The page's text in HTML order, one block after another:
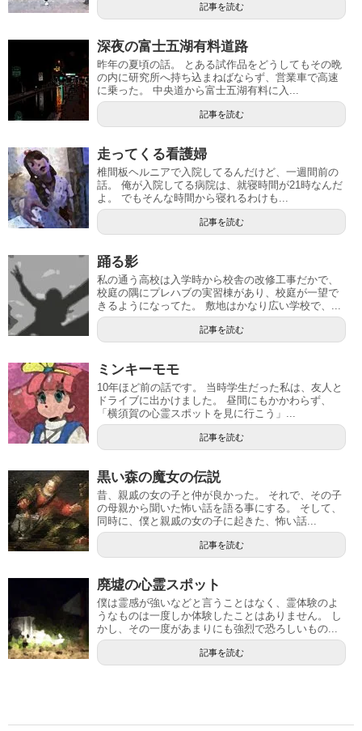
記事を読む
深夜の富士五湖有料道路
昨年の夏頃の話。 とある試作品をどうしてもその晩
の内に研究所へ持ち込まねばならず、営業車で高速
に乗った。 中央道から富士五湖有料に入...
記事を読む
走ってくる看護婦
椎間板ヘルニアで入院してるんだけど、一週間前の
話。 俺が入院してる病院は、就寝時間が21時なんだ
よ。 でもそんな時間から寝れるわけも...
記事を読む
踊る影
私の通う高校は入学時から校舎の改修工事だかで、
校庭の隅にプレハブの実習棟があり、校庭が一望で
きるようになってた。 敷地はかなり広い学校で、...
記事を読む
ミンキーモモ
10年ほど前の話です。 当時学生だった私は、友人と
ドライブに出かけました。 昼間にもかかわらず、
「横須賀の心霊スポットを見に行こう」...
記事を読む
黒い森の魔女の伝説
昔、親戚の女の子と仲が良かった。 それで、その子
の母親から聞いた怖い話を語る事にする。 そして、
同時に、僕と親戚の女の子に起きた、怖い話...
記事を読む
廃墟の心霊スポット
僕は霊感が強いなどと言うことはなく、霊体験のよ
うなものは一度しか体験したことはありません。 し
かし、その一度があまりにも強烈で恐ろしいもの...
記事を読む